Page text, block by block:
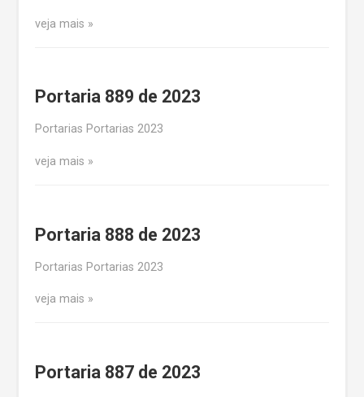
veja mais
Portaria 889 de 2023
Portarias Portarias 2023
veja mais
Portaria 888 de 2023
Portarias Portarias 2023
veja mais
Portaria 887 de 2023